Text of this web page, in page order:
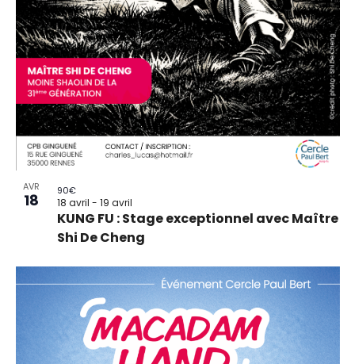
AVR
18
KUNG FU : Stage exceptionnel avec Maître
Shi De Cheng
18 avril - 19 avril
90€